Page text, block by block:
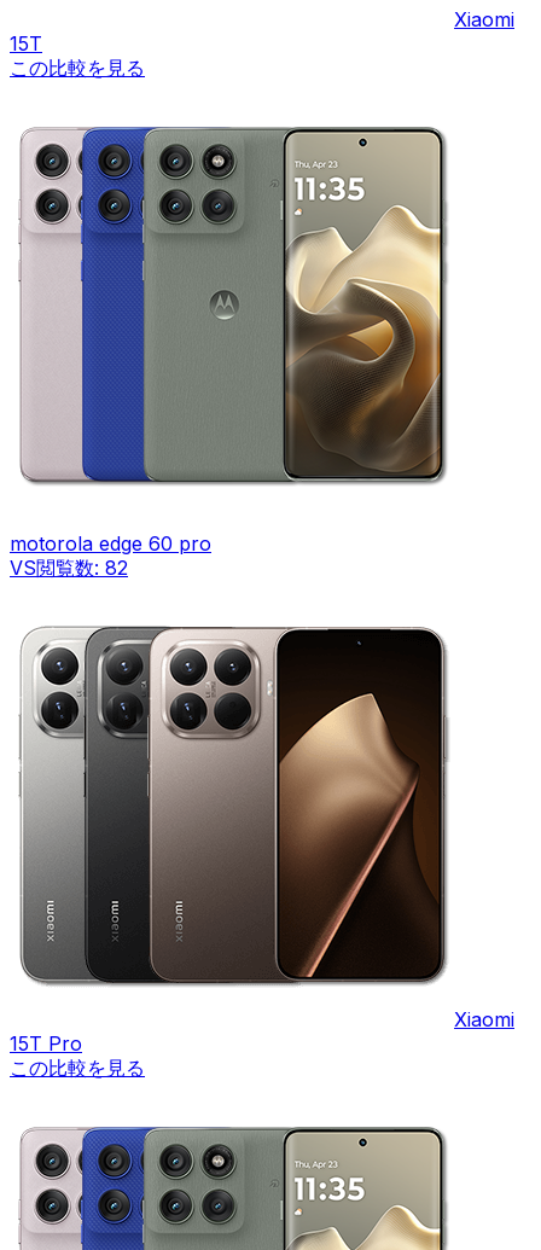
Xiaomi
15T
この比較を見る
motorola edge 60 pro
VS閲覧数: 82
Xiaomi
15T Pro
この比較を見る